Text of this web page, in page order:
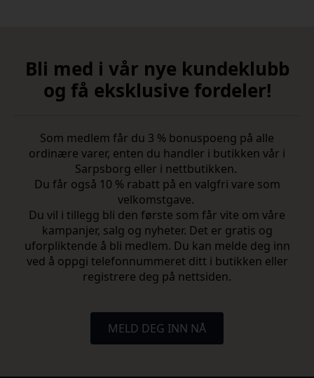
Bli med i vår nye kundeklubb
og få eksklusive fordeler!
Som medlem får du 3 % bonuspoeng på alle
ordinære varer, enten du handler i butikken vår i
Sarpsborg eller i nettbutikken.
Du får også 10 % rabatt på en valgfri vare som
velkomstgave.
Du vil i tillegg bli den første som får vite om våre
kampanjer, salg og nyheter. Det er gratis og
uforpliktende å bli medlem. Du kan melde deg inn
ved å oppgi telefonnummeret ditt i butikken eller
registrere deg på nettsiden.
MELD DEG INN NÅ